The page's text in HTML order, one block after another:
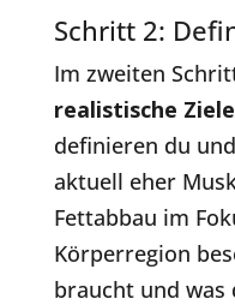
Schritt 2:
Im zweiten
realistische
definieren du
aktuell eher
Fettabbau im
Körperregion
braucht und